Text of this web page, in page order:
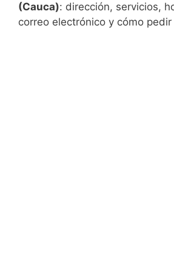
(Cauca): dirección, servicios,
correo electrónico y cómo